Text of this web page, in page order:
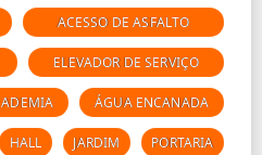
ACESSO DE ASFALTO
ELEVADOR DE SERVIÇO
ÁGUA ENCANADA
HALL JARDIM PORTARIA